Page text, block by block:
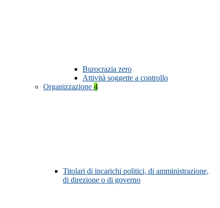
Burocrazia zero
Attività soggette a controllo
Organizzazione 4
Titolari di incarichi politici, di amministrazione,
di direzione o di governo